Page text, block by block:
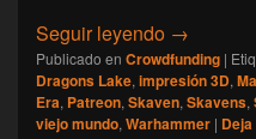
Seguir leyendo →
Publicado en Crowdfunding |
Dragons Lake, impresión 3D,
Era, Patreon, Skaven, Skavens,
viejo mundo, Warhammer |